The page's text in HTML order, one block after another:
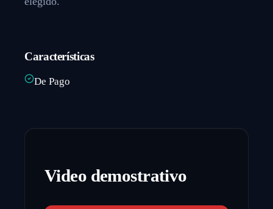
Características
De Pago
Video demostrativo